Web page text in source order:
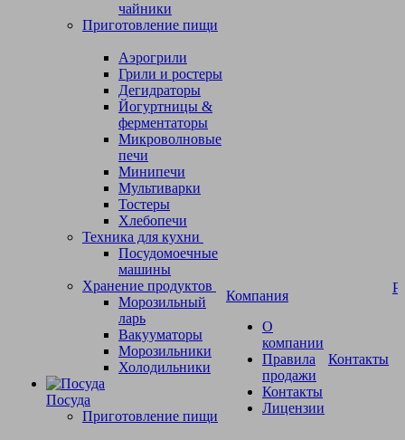
чайники
Приготовление пищи
Аэрогрили
Грили и ростеры
Дегидраторы
Йогуртницы &
ферментаторы
Микроволновые
печи
Минипечи
Мультиварки
Тостеры
Хлебопечи
Техника для кухни
Посудомоечные
машины
Хранение продуктов
Морозильный
ларь
Вакууматоры
Морозильники
Холодильники
Посуда
Приготовление пищи
Компания
О
компании
Правила
продажи
Контакты
Лицензии
Контакты